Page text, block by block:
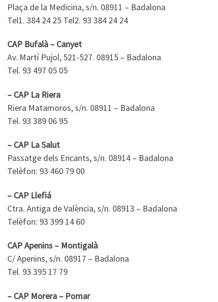
Plaça de la Medicina, s/n. 08911 – Badalona
Tel1. 384 24 25 Tel2. 93 384 24 24
CAP Bufalà – Canyet
Av. Martí Pujol, 521-527. 08915 – Badalona
Tel. 93 497 05 05
– CAP La Riera
Riera Matamoros, s/n. 08911 – Badalona
Tel. 93 389 06 95
– CAP La Salut
Passatge dels Encants, s/n. 08914 – Badalona
Telèfon: 93 460 79 00
– CAP Llefiá
Ctra. Antiga de València, s/n. 08913 – Badalona
Telèfon: 93 399 14 60
CAP Apenins – Montigalà
C/ Apenins, s/n. 08917 – Badalona
Tel. 93 395 17 79
– CAP Morera – Pomar